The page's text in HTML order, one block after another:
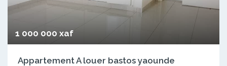
1 000 000 xaf
Appartement A louer bastos yaounde